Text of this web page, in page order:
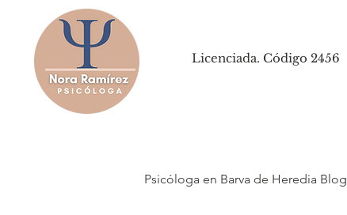
Licenciada. Código 2456
Psicóloga en Barva de Heredia Blog